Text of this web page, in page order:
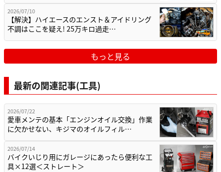
2026/07/10
【解決】ハイエースのエンスト＆アイドリング
不調はここを疑え! 25万キロ過走…
もっと見る
最新の関連記事(工具)
2026/07/22
愛車メンテの基本「エンジンオイル交換」作業
に欠かせない、キジマのオイルフィル…
2026/07/14
バイクいじり用にガレージにあったら便利な工
具×12選＜ストレート＞